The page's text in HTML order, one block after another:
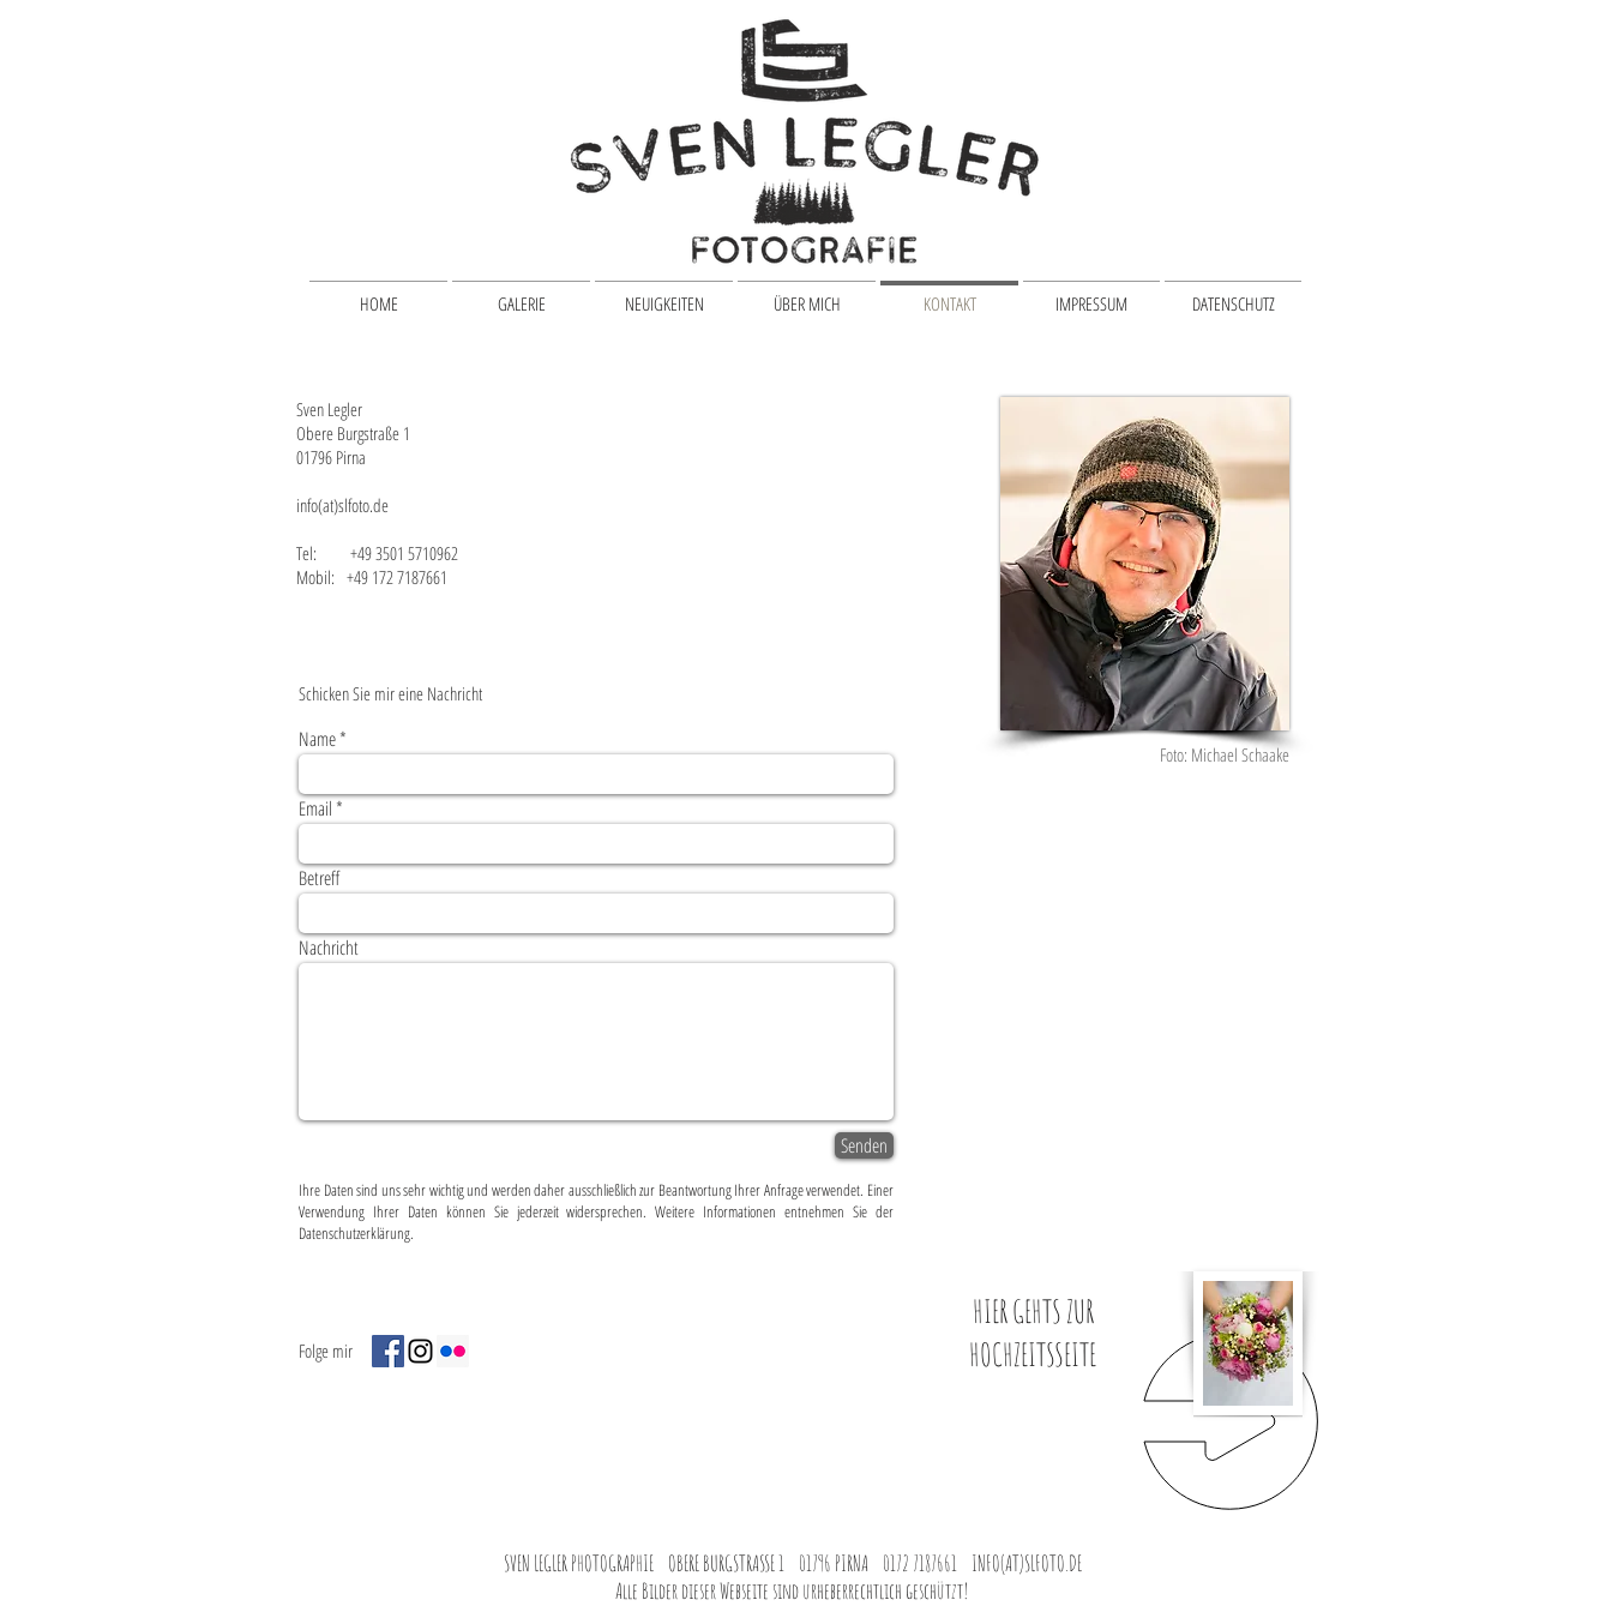
HOME GALERIE NEUIGKEITEN ÜBER MICH KONTAKT IMPRESSUM DATENSCHUTZ
Sven Legler
Obere Burgstraße 1
01796 Pirna
​info(at)slfoto.de
Tel: +49 3501 5710962
Mobil: +49 172 7187661
Schicken Sie mir eine Nachricht
Name
Email
Betreff
Nachricht
Senden
Foto: Michael Schaake
Ihre Daten sind uns sehr wichtig und werden daher ausschließlich zur Beantwortung Ihrer Anfrage verwendet. Einer
Verwendung Ihrer Daten können Sie jederzeit widersprechen. Weitere Informationen entnehmen Sie der
Datenschutzerklärung.
Folge mir
HIER GEHTS ZUR
HOCHZEITSSEITE
SVEN LEGLER PHOTOGRAPHIE OBERE BURGSTRASSE 1 01796 PIRNA 0172 7187661 INFO(AT)SLFOTO.DE
Alle Bilder dieser Webseite sind urheberrechtlich geschützt!